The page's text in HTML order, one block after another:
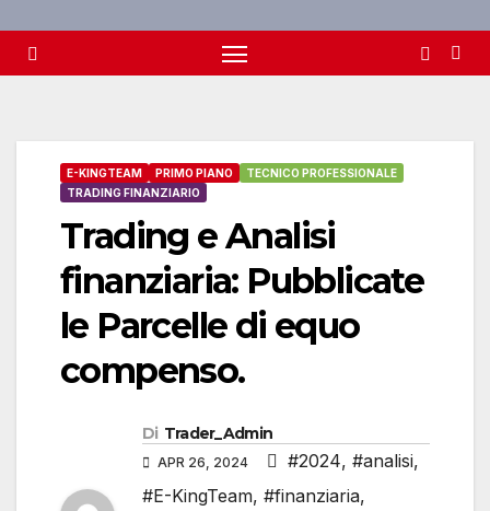
E-KINGTEAM PRIMO PIANO
TECNICO PROFESSIONALE
TRADING FINANZIARIO
Trading e Analisi
finanziaria: Pubblicate
le Parcelle di equo
compenso.
Di Trader_Admin
APR 26, 2024 #2024, #analisi,
#E-KingTeam, #finanziaria,